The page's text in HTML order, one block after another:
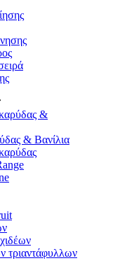
&
& Βανίλια
τριαντάφυλλων